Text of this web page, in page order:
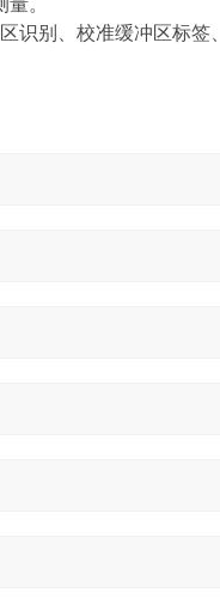
。
识别、校准缓冲区标签